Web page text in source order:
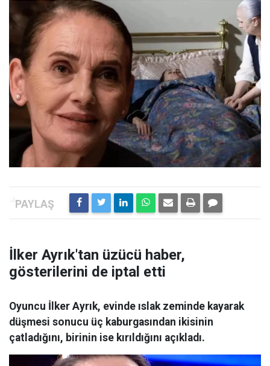
İlker Ayrık'tan üzücü haber,
gösterilerini de iptal etti
Oyuncu İlker Ayrık, evinde ıslak zeminde kayarak
düşmesi sonucu üç kaburgasından ikisinin
çatladığını, birinin ise kırıldığını açıkladı.